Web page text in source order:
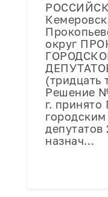
округ
(тридцать
Решение
г.
назнач…